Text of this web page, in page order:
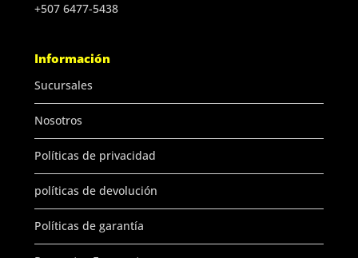
+507 6477-5438
Información
Sucursales
Nosotros
Políticas de privacidad
políticas de devolución
Políticas de garantía